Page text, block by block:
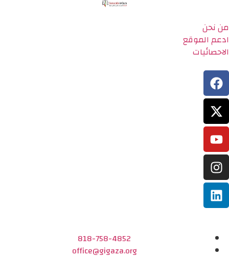
من نحن
ادعم الموقع
الاحصائيات
818-758-4852
office@gigaza.org